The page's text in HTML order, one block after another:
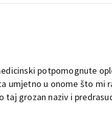
potpomognute
umjetno u onome što mi
grozan naziv i